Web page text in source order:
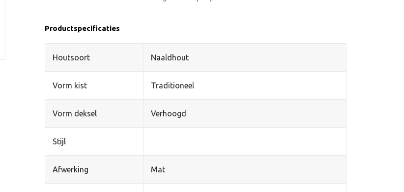
Productspecificaties
Houtsoort Naaldhout
Vorm kist Traditioneel
Vorm deksel Verhoogd
Stijl
Afwerking Mat